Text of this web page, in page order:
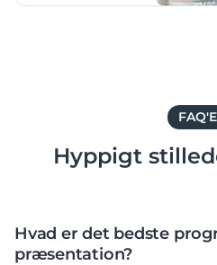
Hyppigt
Hvad er det bedste
præsentation?